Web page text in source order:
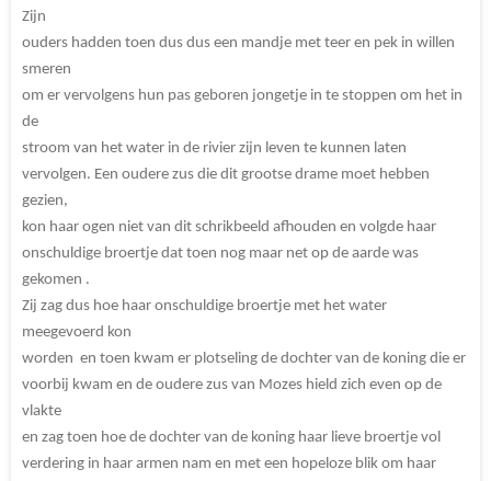
Zijn
ouders hadden toen dus dus een mandje met teer en pek in willen
smeren
om er vervolgens hun pas geboren jongetje in te stoppen om het in
de
stroom van het water in de rivier zijn leven te kunnen laten
vervolgen. Een oudere zus die dit grootse drame moet hebben
gezien,
kon haar ogen niet van dit schrikbeeld afhouden en volgde haar
onschuldige broertje dat toen nog maar net op de aarde was
gekomen .
Zij zag dus hoe haar onschuldige broertje met het water
meegevoerd kon
worden en toen kwam er plotseling de dochter van de koning die er
voorbij kwam en de oudere zus van Mozes hield zich even op de
vlakte
en zag toen hoe de dochter van de koning haar lieve broertje vol
verdering in haar armen nam en met een hopeloze blik om haar